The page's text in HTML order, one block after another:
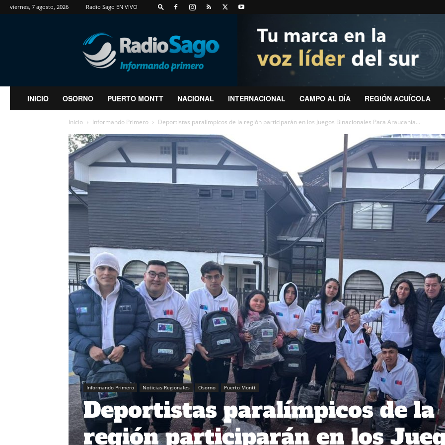
viernes, 7 agosto, 2026 Radio Sago EN VIVO
RadioSago
INICIO OSORNO PUERTO MONTT NACIONAL INTERNACIONAL CAMPO AL DÍA REGIÓN ACUÍCOLA
Inicio Informando Primero Deportistas paralímpicos de la región participarán en los Juegos Binacionales Para Araucanía...
Informando Primero Noticias Regionales Osorno Puerto Montt
Deportistas paralímpicos de la
región participarán en los